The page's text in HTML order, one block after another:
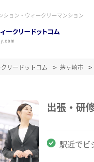
ション・ウィークリーマンション
リードットコム 茅ヶ崎市
出張・研
駅近でビ